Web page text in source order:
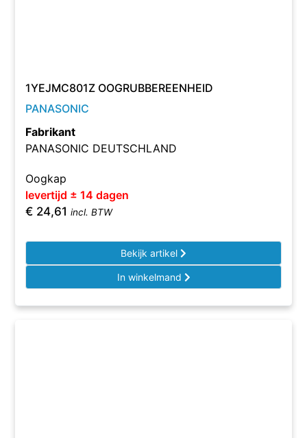
1YEJMC801Z OOGRUBBEREENHEID
PANASONIC
Fabrikant
PANASONIC DEUTSCHLAND
Oogkap
levertijd ± 14 dagen
€ 24,61 incl. BTW
Bekijk artikel
In winkelmand